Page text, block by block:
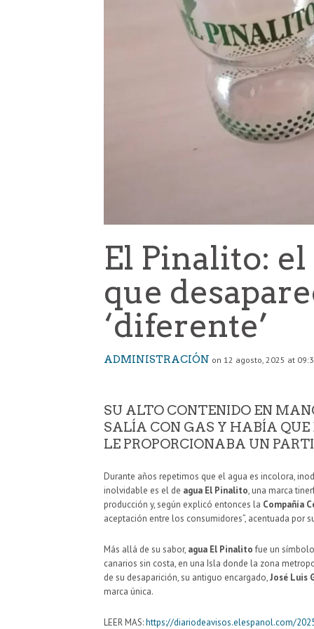
El Pinalito:
que
‘diferente’
ADMINISTRACIÓN on 12 agosto, 2025 at
SU ALTO CONTENIDO EN
SALÍA CON GAS Y HABÍA QUE
LE PROPORCIONABA UN
Durante años repetimos que el agua es incolora,
inolvidable es el de agua El Pinalito, una marca
producción y, según explicó entonces la Compañía
aceptación entre los consumidores”, acentuada por
Más allá de su sabor, agua El Pinalitofue un
canarios sin costa, en una Isla donde la zona
de su desaparición, su antiguo encargado,José Luis
marca única.
LEER MAS:https://diariodeavisos.elespanol.com/